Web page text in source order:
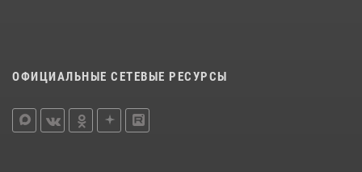
ОФИЦИАЛЬНЫЕ СЕТЕВЫЕ РЕСУРСЫ